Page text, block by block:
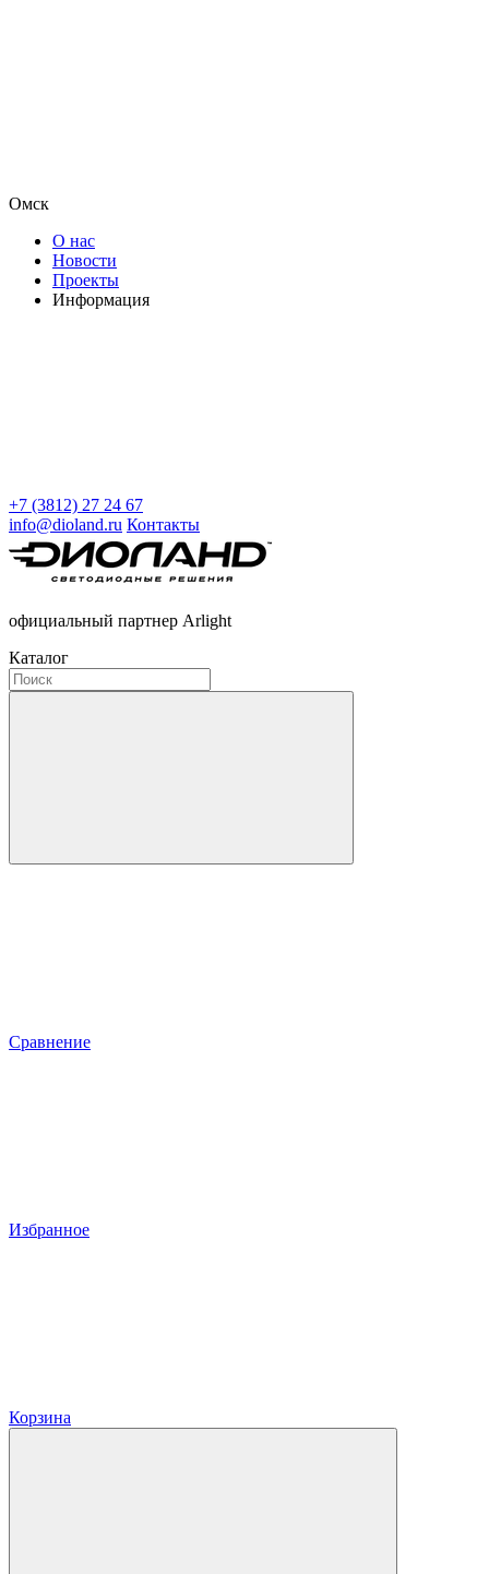
Омск
О нас
Новости
Проекты
Информация
+7 (3812) 27 24 67
info@dioland.ru Контакты
официальный партнер Arlight
Каталог
Сравнение
Избранное
Корзина